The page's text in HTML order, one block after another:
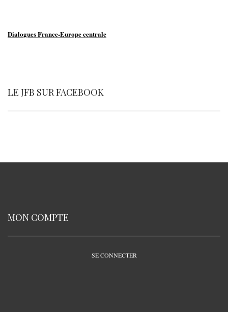
Dialogues France-Europe centrale
LE JFB SUR FACEBOOK
MON COMPTE
SE CONNECTER